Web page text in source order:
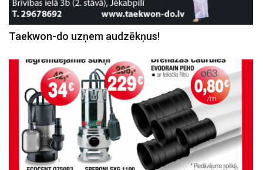
Taekwon-do uzņem audzēkņus!